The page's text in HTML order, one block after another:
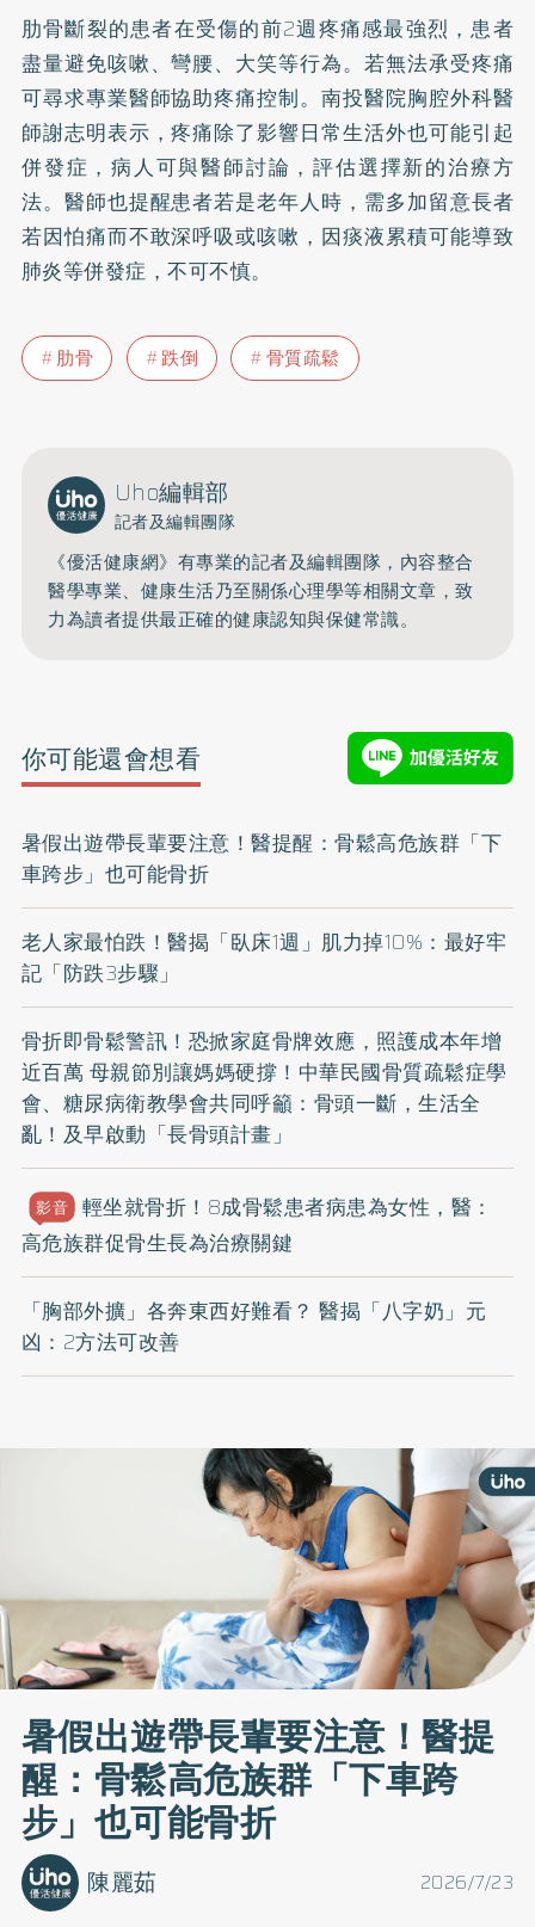
肋骨斷裂的患者在受傷的前2週疼痛感最強烈，患者
盡量避免咳嗽、彎腰、大笑等行為。若無法承受疼痛
可尋求專業醫師協助疼痛控制。南投醫院胸腔外科醫
師謝志明表示，疼痛除了影響日常生活外也可能引起
併發症，病人可與醫師討論，評估選擇新的治療方
法。醫師也提醒患者若是老年人時，需多加留意長者
若因怕痛而不敢深呼吸或咳嗽，因痰液累積可能導致
肺炎等併發症，不可不慎。
肋骨 跌倒 骨質疏鬆
Uho編輯部
記者及編輯團隊
《優活健康網》有專業的記者及編輯團隊，內容整合
醫學專業、健康生活乃至關係心理學等相關文章，致
力為讀者提供最正確的健康認知與保健常識。
你可能還會想看
暑假出遊帶長輩要注意！醫提醒：骨鬆高危族群「下
車跨步」也可能骨折
老人家最怕跌！醫揭「臥床1週」肌力掉10%：最好牢
記「防跌3步驟」
骨折即骨鬆警訊！恐掀家庭骨牌效應，照護成本年增
近百萬 母親節別讓媽媽硬撐！中華民國骨質疏鬆症學
會、糖尿病衛教學會共同呼籲：骨頭一斷，生活全
亂！及早啟動「長骨頭計畫」
影音
輕坐就骨折！8成骨鬆患者病患為女性，醫：
高危族群促骨生長為治療關鍵
「胸部外擴」各奔東西好難看？ 醫揭「八字奶」元
凶：2方法可改善
暑假出遊帶長輩要注意！醫提
醒：骨鬆高危族群「下車跨
步」也可能骨折
2026/7/23
陳麗茹